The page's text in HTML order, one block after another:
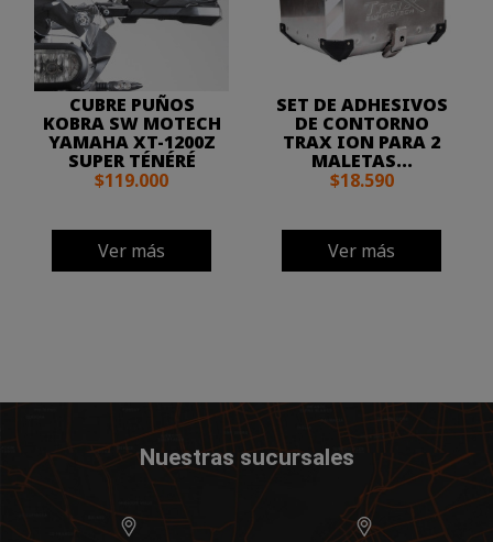
CUBRE PUÑOS
KOBRA SW MOTECH
YAMAHA XT-1200Z
SUPER TÉNÉRÉ
$119.000
Ver más
SET DE ADHESIVOS
DE CONTORNO
TRAX ION PARA 2
MALETAS...
$18.590
Ver más
Nuestras sucursales